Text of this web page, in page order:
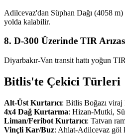
Adilcevaz'dan Süphan Dağı (4058 m)
yolda kalabilir.
8. D-300 Üzerinde TIR
Diyarbakır-Van transit hattı yoğun
Bitlis'te Çekici Türleri
Alt-Üst Kurtarıcı: Bitlis Boğazı viraj
4x4 Dağ Kurtarma: Hizan-Mutki,
Liman/Feribot Kurtarıcı: Tatvan
Vinçli Kar/Buz: Ahlat-Adilcevaz göl